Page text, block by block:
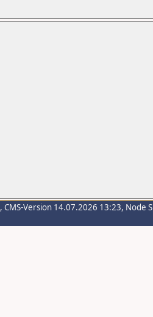
, CMS-Version 14.07.2026 13:23, Node